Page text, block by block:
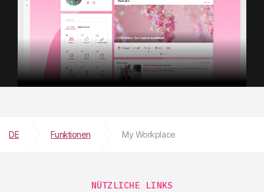
DE Funktionen My Workplace
NÜTZLICHE LINKS